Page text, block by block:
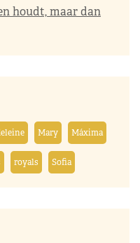
houdt, maar dan
Mary Máxima
royals Sofia